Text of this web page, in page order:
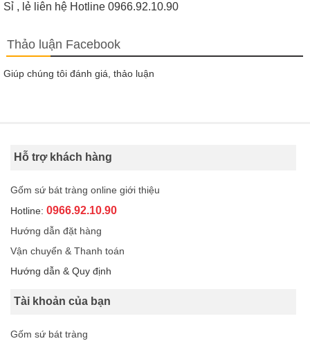
Sỉ , lẻ liên hệ Hotline 0966.92.10.90
Thảo luận Facebook
Giúp chúng tôi đánh giá, thảo luận
Hỗ trợ khách hàng
Gốm sứ bát tràng online giới thiệu
Hotline: 0966.92.10.90
Hướng dẫn đặt hàng
Vận chuyển & Thanh toán
Hướng dẫn & Quy định
Tài khoản của bạn
Gốm sứ bát tràng